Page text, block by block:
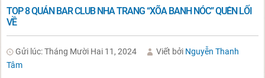
TOP 8 QUÁN BAR CLUB NHA TRANG “XÕA BANH NÓC” QUÊN LỐI
VỀ
Gửi lúc: Tháng Mười Hai 11, 2024 Viết bởi Nguyễn Thanh
Tâm